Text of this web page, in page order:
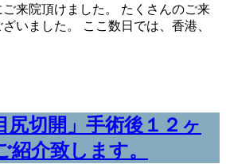
来院頂けました。 たくさんのご来
いました。 ここ数日では、香港、
尻切開」手術後１２ヶ
紹介致します。